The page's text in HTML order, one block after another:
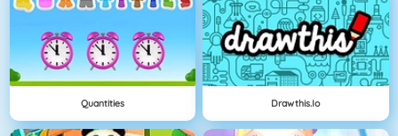
Quantities Drawthis.io